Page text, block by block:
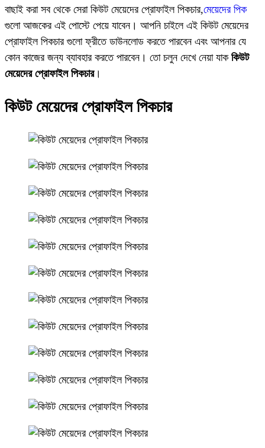
বাছাই করা সব থেকে সেরা কিউট মেয়েদের প্রোফাইল পিকচার,মেয়েদের পিক
গুলো আজকের এই পোস্টে পেয়ে যাবেন। আপনি চাইলে এই কিউট মেয়েদের
প্রোফাইল পিকচার গুলো ফ্রীতে ডাউনলোড করতে পারবেন এবং আপনার যে
কোন কাজের জন্য ব্যাবহার করতে পারবেন। তো চলুন দেখে নেয়া যাক কিউট
মেয়েদের প্রোফাইল পিকচার।
কিউট মেয়েদের প্রোফাইল পিকচার